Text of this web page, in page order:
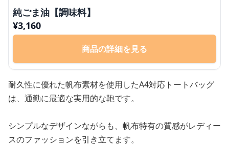
純ごま油【調味料】
¥3,160
商品の詳細を見る
耐久性に優れた帆布素材を使用したA4対応トートバッグ
は、通勤に最適な実用的な鞄です。
シンプルなデザインながらも、帆布特有の質感がレディー
スのファッションを引き立てます。